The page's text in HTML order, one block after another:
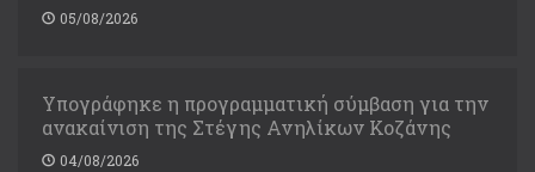
05/08/2026
Υπογράφηκε η προγραμματική σύμβαση για την
ανακαίνιση της Στέγης Ανηλίκων Κοζάνης
04/08/2026